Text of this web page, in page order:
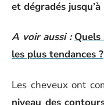
et dégradés
A voir aussi :
les plus tendances ?
Les cheveux ont
niveau des